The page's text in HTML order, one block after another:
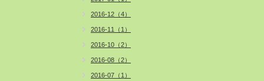
2016-12（4）
2016-11（1）
2016-10（2）
2016-08（2）
2016-07（1）